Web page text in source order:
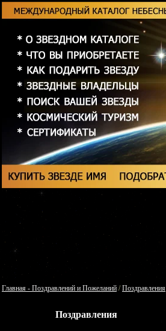
Главная - Поздравлений и Пожеланий /Поздравления
Поздравления